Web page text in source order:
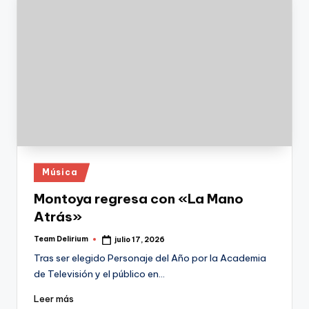
Publicado
en
Música
Montoya regresa con «La Mano
Atrás»
Publicado
Team Delirium julio 17, 2026
Tras ser elegido Personaje del Año por la Academia
de Televisión y el público en…
Leer más